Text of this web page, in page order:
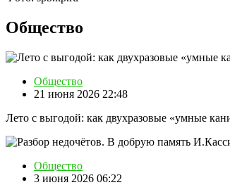
Общество
Общество
21 июня 2026 22:48
Лето с выгодой: как двухразовые «умные
Общество
3 июня 2026 06:22